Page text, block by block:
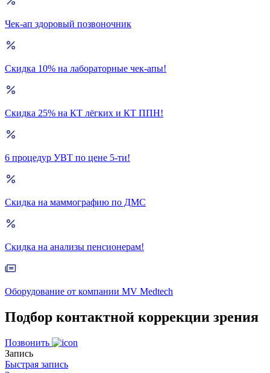
Чек-ап здоровый позвоночник
Скидка 10% на лабораторные чек-апы!
Скидка 25% на КТ лёгких и КТ ППН!
6 процедур УВТ по цене 5-ти!
Скидка на маммографию по ДМС
Скидка на анализы пенсионерам!
Оборудование от компании MV Medtech
Подбор контактной коррекции зрения
Позвонить
Запись
Быстрая запись